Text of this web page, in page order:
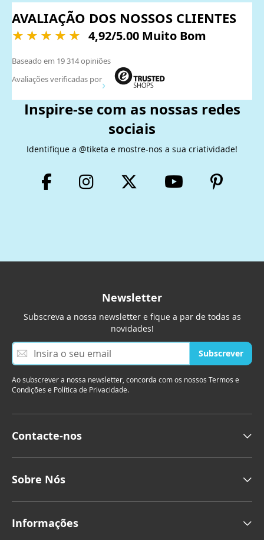
louro (moído)
manjericão
mistura de pimentas
mistura de pimentas (grão)
mistura de pimentas (moída)
mistura para grelhados (carne)
noz-moscada (moída)
orégãos (folha)
orégãos (moído)
pimenta
pimenta branca
pimenta branca (grão)
pimenta branca (moída)
pimenta da jamaica (grão)
AVALIAÇÃO DOS NOSSOS CLIENTES
4,92/5.00 Muito Bom
Baseado em 19 314opiniões
Avaliações verificadas por
Inspire-se com as nossas redes
sociais
Identifique a @tiketa e mostre-nos a sua criatividade!
Contacte-nos
Sobre Nós
Informações
Newsletter
Subscreva a nossa newsletter e fique a par de todas as
novidades!
S
u
s
c
e
s
Subscrever
Ao subscrever a nossa newsletter, concorda com os nossos Termos e
Condições e Política de Privacidade.